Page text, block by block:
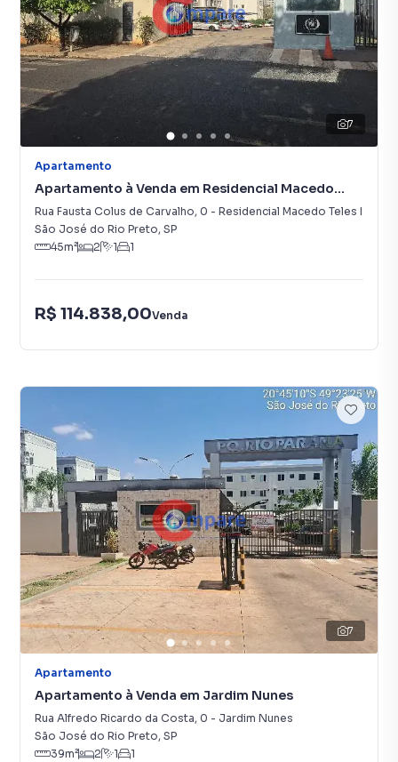
7
Apartamento
Apartamento à Venda em Residencial Macedo
Teles I
Rua Fausta Colus de Carvalho, 0 - Residencial Macedo Teles I
São José do Rio Preto, SP
45m² 2 1 1
R$ 114.838,00Venda
7
Apartamento
Apartamento à Venda em Jardim Nunes
Rua Alfredo Ricardo da Costa, 0 - Jardim Nunes
São José do Rio Preto, SP
39m² 2 1 1